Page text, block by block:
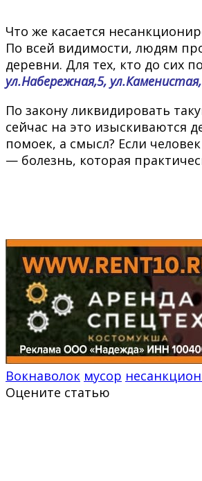
Что же касается
По всей видимости, людям
деревни. Для тех, кто до сих
ул.Набережная,5,
По закону ликвидировать
сейчас на это изыскиваются
помоек, а смысл? Если
— болезнь, которая
Вокнаволок мусор
Оцените статью